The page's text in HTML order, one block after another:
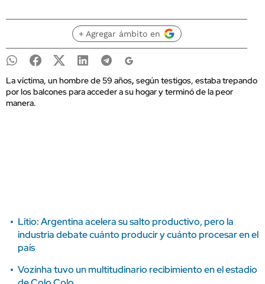
+ Agregar ámbito en
La víctima, un hombre de 59 años, según testigos, estaba trepando
por los balcones para acceder a su hogar y terminó de la peor
manera.
Litio: Argentina acelera su salto productivo, pero la
industria debate cuánto producir y cuánto procesar en el
país
Vozinha tuvo un multitudinario recibimiento en el estadio